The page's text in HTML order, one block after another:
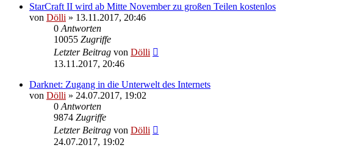
StarCraft II wird ab Mitte November zu großen Teilen kostenlos
von Dölli » 13.11.2017, 20:46
0 Antworten
10055 Zugriffe
Letzter Beitrag von Dölli
13.11.2017, 20:46
Darknet: Zugang in die Unterwelt des Internets
von Dölli » 24.07.2017, 19:02
0 Antworten
9874 Zugriffe
Letzter Beitrag von Dölli
24.07.2017, 19:02